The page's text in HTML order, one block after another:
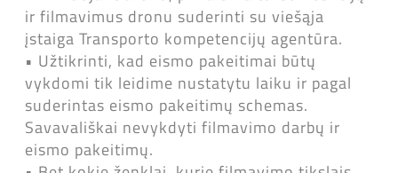
ir filmavimus dronu suderinti su viešąja
įstaiga Transporto kompetencijų agentūra.
• Užtikrinti, kad eismo pakeitimai būtų
vykdomi tik leidime nustatytu laiku ir pagal
suderintas eismo pakeitimų schemas.
Savavališkai nevykdyti filmavimo darbų ir
eismo pakeitimų.